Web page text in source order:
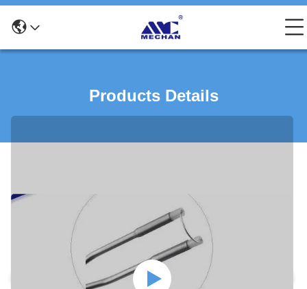
Products Details